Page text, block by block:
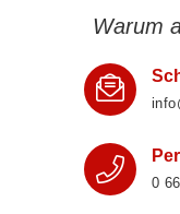
Warum
0